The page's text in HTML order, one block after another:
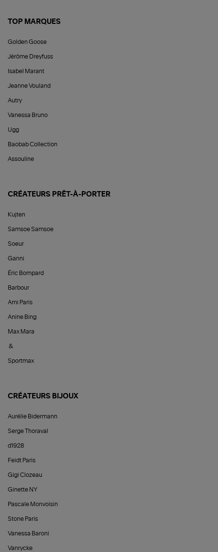
TOP MARQUES
Golden Goose
Jérôme Dreyfuss
Isabel Marant
Jeanne Vouland
Autry
Vanessa Bruno
Ugg
Baobab Collection
Assouline
CRÉATEURS PRÊT-À-PORTER
Kujten
Samsoe Samsoe
Soeur
Ganni
Éric Bompard
Barbour
Ami Paris
Anine Bing
Max Mara
&
Sportmax
CRÉATEURS BIJOUX
Aurélie Bidermann
Serge Thoraval
d1928
Feidt Paris
Gigi Clozeau
Ginette NY
Pascale Monvoisin
Stone Paris
Vanessa Baroni
Vanrycke